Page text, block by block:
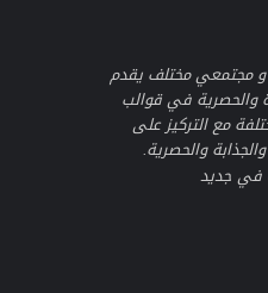
مجتمعي مختلف يقدم
والحصرية في قوالب
مع التركيز على
والحصرية.
في جديد